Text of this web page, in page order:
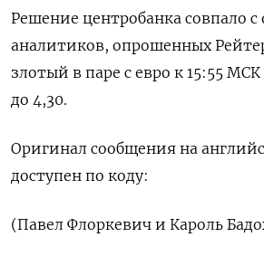
Решение ​центробанка ​совпало
аналитиков, опрошенных
злотый в паре с евро к 15:55 МСК
⁠до 4,30.
Оригинал сообщения на
‌доступен по коду:
(Павел ​Флоркевич и ‌Кароль